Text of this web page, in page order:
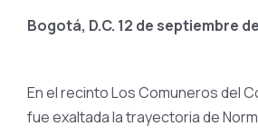
Bogotá, D.C. 12 de septiembre
En el recinto Los Comuneros del
fue exaltada la trayectoria de